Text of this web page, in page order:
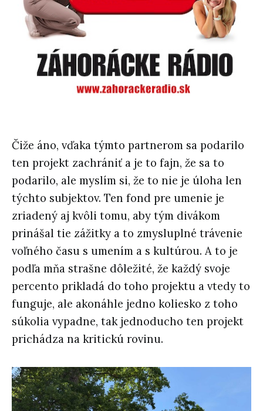
Čiže áno, vďaka týmto partnerom sa podarilo
ten projekt zachrániť a je to fajn, že sa to
podarilo, ale myslím si, že to nie je úloha len
týchto subjektov. Ten fond pre umenie je
zriadený aj kvôli tomu, aby tým divákom
prinášal tie zážitky a to zmysluplné trávenie
voľného času s umením a s kultúrou. A to je
podľa mňa strašne dôležité, že každý svoje
percento prikladá do toho projektu a vtedy to
funguje, ale akonáhle jedno koliesko z toho
súkolia vypadne, tak jednoducho ten projekt
prichádza na kritickú rovinu.